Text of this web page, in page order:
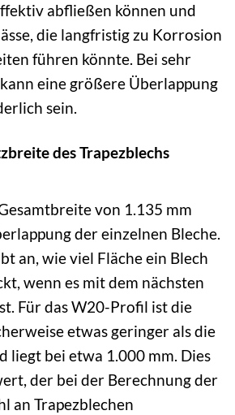
abfließen können und
die langfristig zu Korrosion
führen könnte. Bei sehr
eine größere Überlappung
sein.
des Trapezblechs
von 1.135 mm
der einzelnen Bleche.
an, wie viel Fläche ein Blech
wenn es mit dem nächsten
Für das W20-Profil ist die
etwas geringer als die
liegt bei etwa 1.000 mm. Dies
der bei der Berechnung der
an Trapezblechen